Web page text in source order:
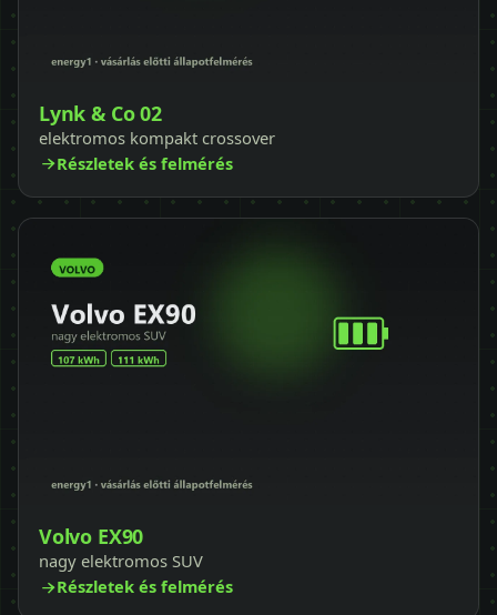
Lynk & Co 02
elektromos kompakt crossover
Részletek és felmérés
Volvo EX90
nagy elektromos SUV
Részletek és felmérés